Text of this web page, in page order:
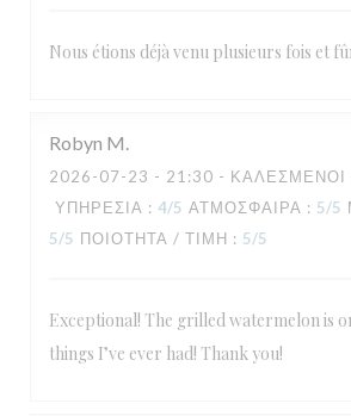
Nous étions déjà venu plusieurs fois et
Robyn M
2026-07-23 - 21:30 - ΚΑΛΕΣΜΈΝΟΙ
ΥΠΗΡΕΣΊΑ : 4/5 ΑΤΜΌΣΦΑΙΡΑ : 5/5
5/5 ΠΟΙΌΤΗΤΑ / ΤΙΜΉ : 5/5
Exceptional! The grilled watermelon is
things I’ve ever had! Thank you!